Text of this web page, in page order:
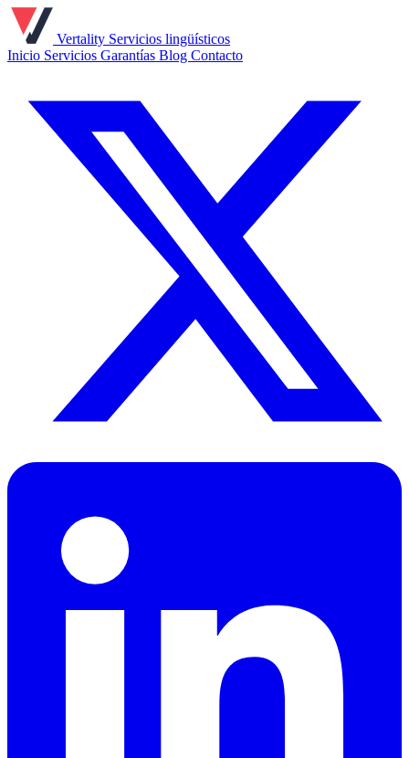
Vertality Servicios lingüísticos
Inicio Servicios Garantías Blog Contacto